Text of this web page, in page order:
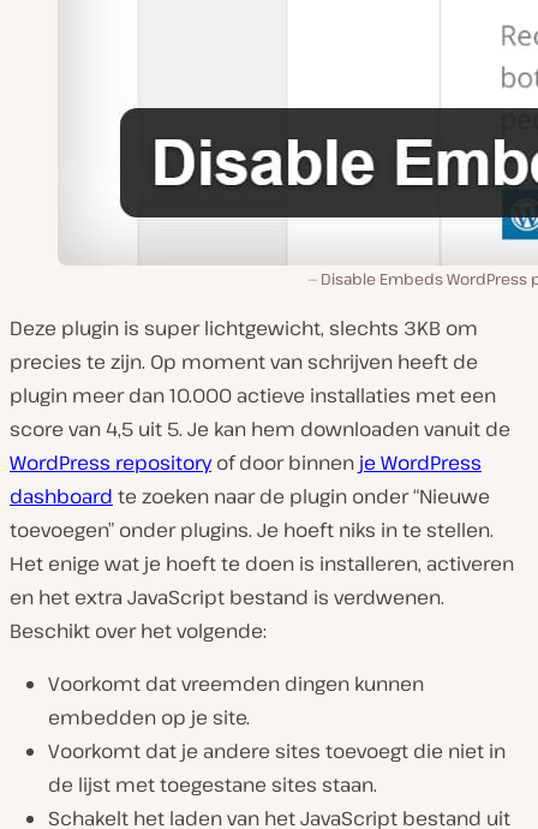
Disable Embeds WordPress
Deze plugin is super lichtgewicht, slechts 3KB om
precies te zijn. Op moment van schrijven heeft de
plugin meer dan 10.000 actieve installaties met een
score van 4,5 uit 5. Je kan hem downloaden vanuit de
WordPress repositoryof door binnen je WordPress
dashboard te zoeken naar de plugin onder “Nieuwe
toevoegen” onder plugins. Je hoeft niks in te stellen.
Het enige wat je hoeft te doen is installeren, activeren
en het extra JavaScript bestand is verdwenen.
Beschikt over het volgende:
Voorkomt dat vreemden dingen kunnen
embedden op je site.
Voorkomt dat je andere sites toevoegt die niet in
de lijst met toegestane sites staan.
Schakelt het laden van het JavaScript bestand uit